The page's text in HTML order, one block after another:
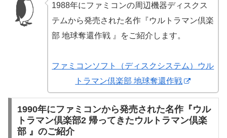
1988年にファミコンの周辺機器ディスクス
テムから発売された名作『ウルトラマン倶楽
部 地球奪還作戦 』をご紹介します。
ファミコンソフト（ディスクシステム）ウル
トラマン倶楽部 地球奪還作戦
1990年にファミコンから発売された名作『ウル
トラマン倶楽部2 帰ってきたウルトラマン倶楽
部 』のご紹介